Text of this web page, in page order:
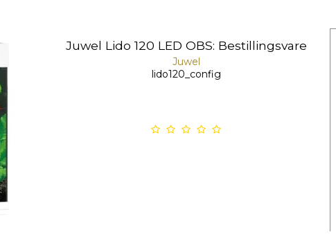
Juwel Lido 120 LED OBS: Bestillingsvare
Juwel
lido120_config